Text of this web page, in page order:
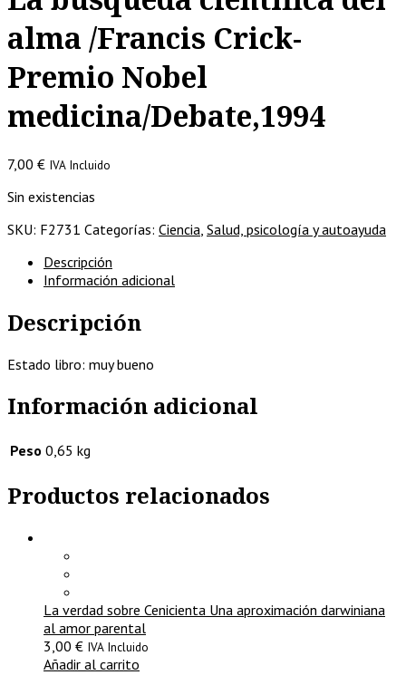
alma /Francis Crick-
Premio Nobel
medicina/Debate,1994
7,00 € IVA Incluido
Sin existencias
SKU: F2731 Categorías: Ciencia Salud, psicología y autoayuda
Descripción
Información adicional
Descripción
Estado libro: muy bueno
Información adicional
Peso 0,65 kg
Productos relacionados
La verdad sobre Cenicienta Una aproximación darwiniana
al amor parental
3,00 € IVA Incluido
Añadir al carrito